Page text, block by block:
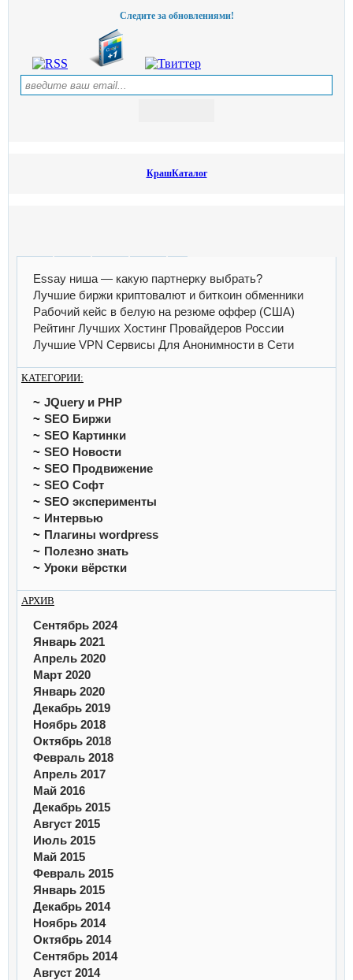
Следите за обновлениями!
КрашКаталог
Essay ниша — какую партнерку выбрать?
Лучшие биржи криптовалют и биткоин обменники
Рабочий кейс в белую на резюме оффер (США)
Рейтинг Лучших Хостинг Провайдеров России
Лучшие VPN Сервисы Для Анонимности в Сети
КАТЕГОРИИ:
JQuery и PHP
SEO Биржи
SEO Картинки
SEO Новости
SEO Продвижение
SEO Софт
SEO эксперименты
Интервью
Плагины wordpress
Полезно знать
Уроки вёрстки
АРХИВ
Сентябрь 2024
Январь 2021
Апрель 2020
Март 2020
Январь 2020
Декабрь 2019
Ноябрь 2018
Октябрь 2018
Февраль 2018
Апрель 2017
Май 2016
Декабрь 2015
Август 2015
Июль 2015
Май 2015
Февраль 2015
Январь 2015
Декабрь 2014
Ноябрь 2014
Октябрь 2014
Сентябрь 2014
Август 2014